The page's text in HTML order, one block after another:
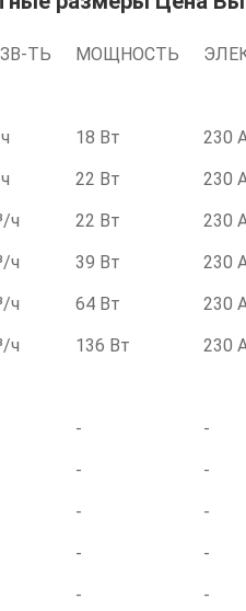
ТЬ МОЩНОСТЬ
18 Вт 230
22 Вт 230
ч 22 Вт 230
ч 39 Вт 230
ч 64 Вт 230
ч 136 Вт 230
- -
- -
- -
- -
- -